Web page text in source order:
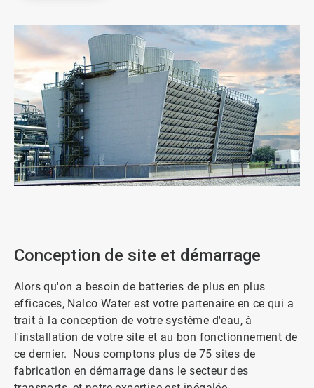
Conception de site et démarrage
Alors qu'on a besoin de batteries de plus en plus
efficaces, Nalco Water est votre partenaire en ce qui a
trait à la conception de votre système d'eau, à
l'installation de votre site et au bon fonctionnement de
ce dernier. Nous comptons plus de 75 sites de
fabrication en démarrage dans le secteur des